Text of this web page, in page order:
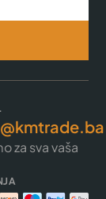
za sva vaša